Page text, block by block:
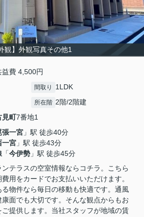
観】外観写真その他1
費 4,500円
間取り 1LDK
所在階 2階/2階建
見町7番地1
張一宮 」駅 徒歩40分
一宮 」駅 徒歩43分
「今伊勢 」駅 徒歩45分
テラスの空室情報ならコチラ。こちら
用をカードでお支払いいただけます。
物件なら毎日の移動も快適です。通風
康面でも大切です。そんな観点からもお
提供します。当社スタッフが地域の賃